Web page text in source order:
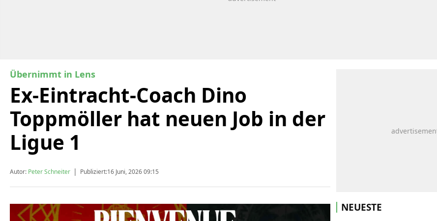
Übernimmt in Lens
Ex-Eintracht-Coach Dino
Toppmöller hat neuen Job in der
Ligue 1
Autor: Peter Schneiter | Publiziert:16 Juni, 2026 09:15
NEUESTE